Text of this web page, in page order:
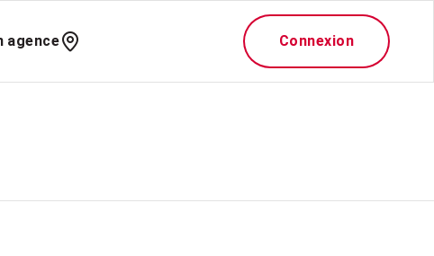
agence Connexion